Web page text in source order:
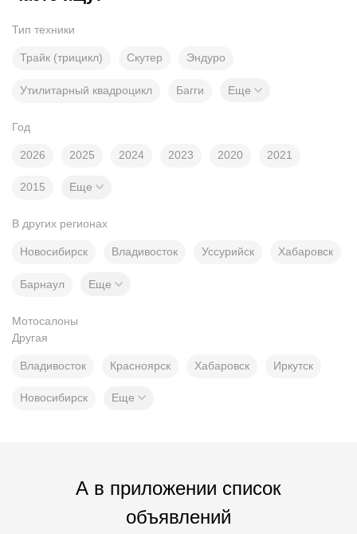
Тип техники
Трайк (трицикл) Скутер Эндуро
Утилитарный квадроцикл Багги Еще
Год
2026 2025 2024 2023 2020 2021
2015 Еще
В других регионах
Новосибирск Владивосток Уссурийск Хабаровск
Барнаул Еще
Мотосалоны
Другая
Владивосток Красноярск Хабаровск Иркутск
Новосибирск Еще
А в приложении список
объявлений